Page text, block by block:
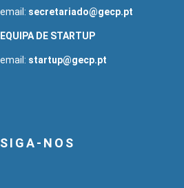
email: secretariado@gecp.pt
EQUIPA DE STARTUP
email: startup@gecp.pt
SIGA-NOS